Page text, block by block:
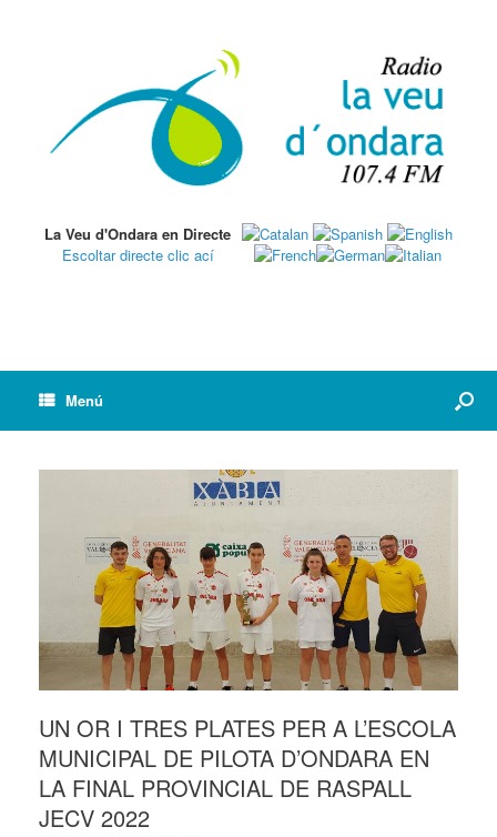
La Veu d'Ondara en Directe
Escoltar directe clic ací
Menú
UN OR I TRES PLATES PER A L’ESCOLA
MUNICIPAL DE PILOTA D’ONDARA EN
LA FINAL PROVINCIAL DE RASPALL
JECV 2022